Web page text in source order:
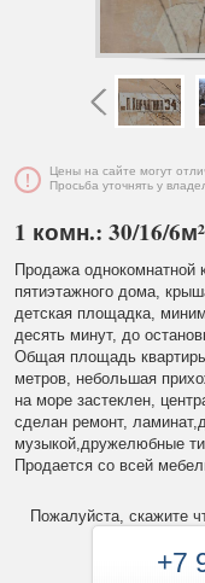
Цены на сайте могут
Просьба уточнять у
1 комн.: 30/16/
Продажа однокомнатной
пятиэтажного дома,
детская площадка,
десять минут, до
Общая площадь
метров, небольшая
на море застеклен,
сделан ремонт,
музыкой,дружелюбные
Продается со всей
Пожалуйста, скажите
+7